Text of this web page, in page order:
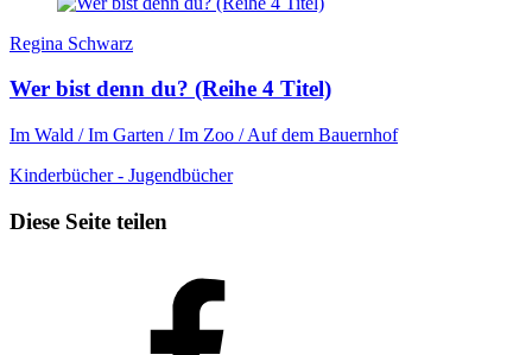
Regina Schwarz
Wer bist denn du? (Reihe 4 Titel)
Im Wald / Im Garten / Im Zoo / Auf dem Bauernhof
Kinderbücher - Jugendbücher
Diese Seite teilen